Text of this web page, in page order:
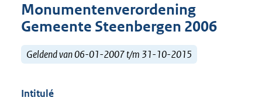
Monumentenverordening
Gemeente Steenbergen 2006
Geldend van 06-01-2007 t/m 31-10-2015
Intitulé